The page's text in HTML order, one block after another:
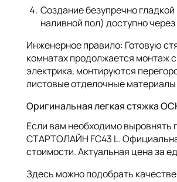
Создание безупречно
наливной пол) доступно через
Инженерное правило: Готовую
комнатах продолжается монтаж
электрика, монтируются
листовые отделочные
Оригинальная легкая стяжка
Если вам необходимо
СТАРТОЛАЙН FC43 L.
стоимости. Актуальная цена за
Здесь можно подобрать